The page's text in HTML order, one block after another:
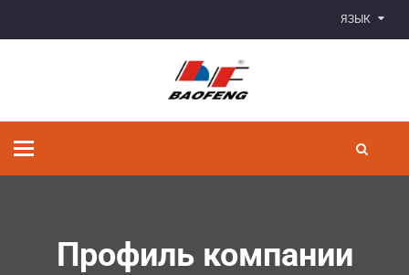
ЯЗЫК
Переключить
Профиль компании